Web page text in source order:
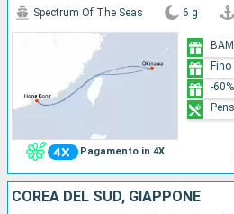
Pagamento in 4X
Spectrum Of The Seas 6 g
-
COREA DEL SUD, GIAPPONE